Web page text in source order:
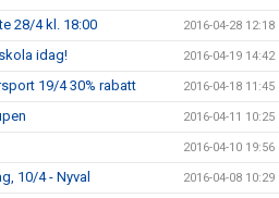
28/4 kl. 18:00 2016-04-28 12:18
idag! 2016-04-19 14:42
19/4 30% rabatt 2016-04-18 11:45
2016-04-11 10:25
2016-04-10 19:56
10/4 - Nyval 2016-04-08 10:29